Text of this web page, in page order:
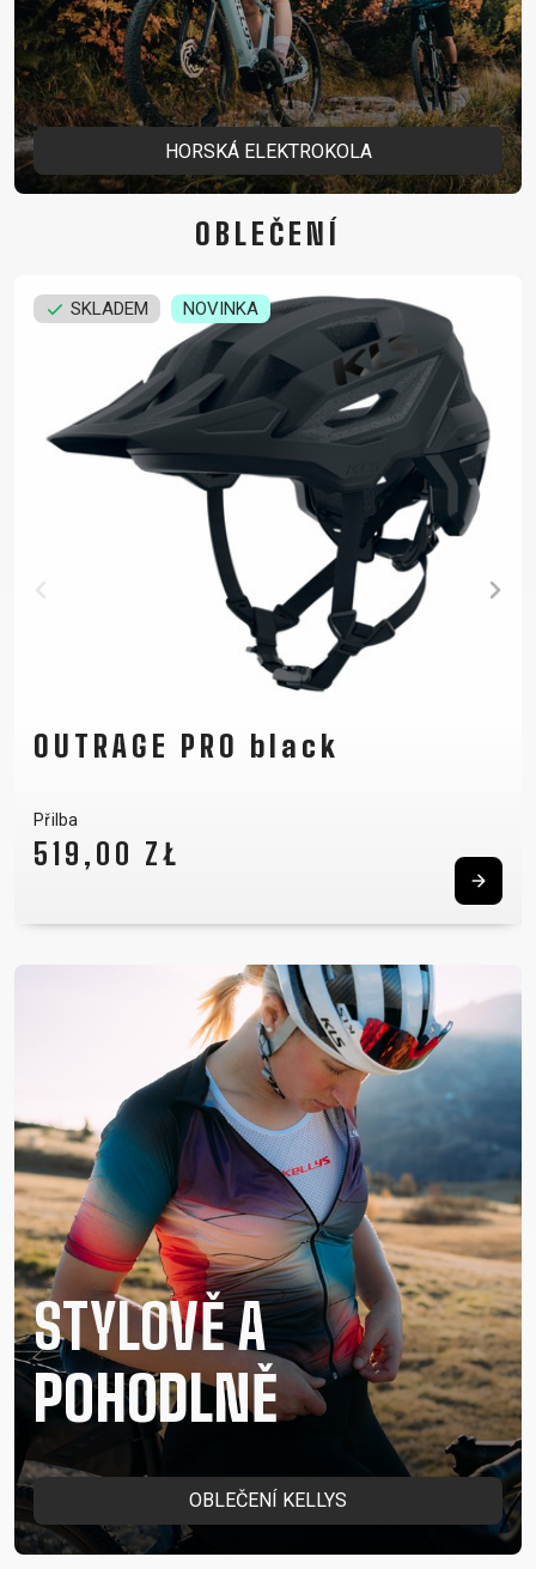
HORSKÁ ELEKTROKOLA
OBLEČENÍ
SKLADEM NOVINKA
OUTRAGE PRO black
Přilba
519,00 ZŁ
STYLOVĚ A
POHODLNĚ
OBLEČENÍ KELLYS